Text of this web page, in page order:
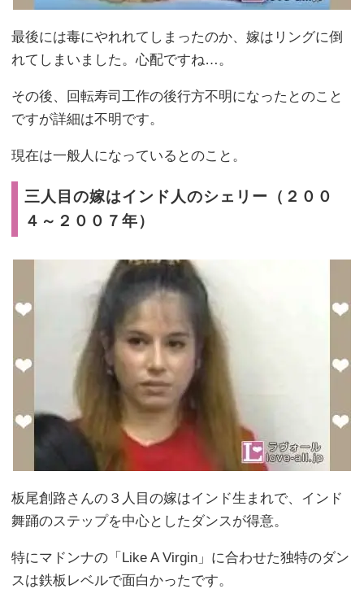
最後には毒にやれれてしまったのか、嫁はリングに倒
れてしまいました。心配ですね…。
その後、回転寿司工作の後行方不明になったとのこと
ですが詳細は不明です。
現在は一般人になっているとのこと。
三人目の嫁はインド人のシェリー（２００
４～２００７年）
板尾創路さんの３人目の嫁はインド生まれで、インド
舞踊のステップを中心としたダンスが得意。
特にマドンナの「Like A Virgin」に合わせた独特のダン
スは鉄板レベルで面白かったです。